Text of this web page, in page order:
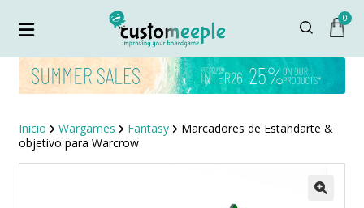
0
Inicio Wargames Fantasy
Marcadores de Estandarte &
objetivo para Warcrow